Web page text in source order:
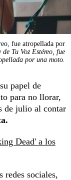
fue atropellada por
Tu Voz Estéreo, fue
por una moto.
papel de
para no llorar,
de julio al contar
Dead' a los
redes sociales,